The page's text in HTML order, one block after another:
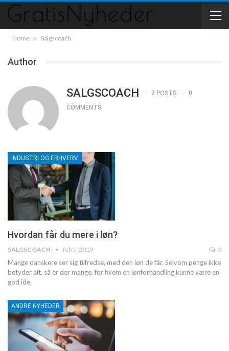
Home Salgscoach
Author
SALGSCOACH 2 POSTS
0
COMMENTS
INDUSTRI OG ERHVERV
Hvordan får du mere i løn?
SALGSCOACH feb 5, 2019 0
Mange danskere ser sig tilfredse, med den løn de får. Selvom penge ikke
betyder alt, så er der mange, for hvem en lønforhandling kunne være en
god ide.
ANDRE NYHEDER